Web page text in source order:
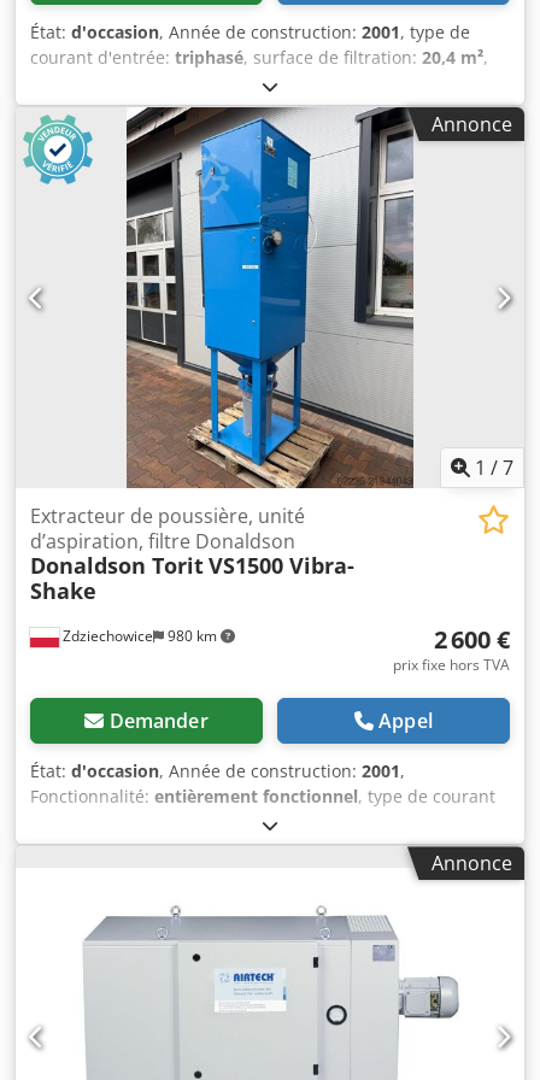
État: d'occasion, Année de construction: 2001, type de
courant d'entrée: triphasé, surface de filtration: 20,4 m²,
3 200 m³/h
Extracteur de brouillard d'huile pour machines CNC,
séparateur-filtre de la marque Donaldson Torit. Appareil
conçu pour la filtration du brouillard d'huile (émulsion et
huile pure), des vapeurs et des fumées générées par
divers procédés d'usinage par enlèvement de copeaux.
Efficacité de filtration atteignant 99,97% Dwodpfeymk Udox
Adgsa Modèle : DMC-D1 Ventilateur d'une puissance de
2,2 kW, triphasé Diamètre d'entrée : 250 mm Débit : 3 200
m³/h Surface filtrante : 20,4 m² Année de fabrication : 2001
Dimensions : Hauteur – 2,90 m Largeur – 0,93 m x 0,75 m
Poids : 350 kg Référence de stock : 1111
Annonce
1 /7
Zdziechowice 980 km
Extracteur de poussière, unité
d’aspiration, filtre Donaldson
Donaldson ToritVS1500 Vibra-
Shake
2 600 €
prix fixe hors TVA
Demander Appel
État: d'occasion, Année de construction: 2001,
Fonctionnalité: entièrement fonctionnel, type de courant
, surface de filtration:
d'aspiration:2 400 m³/h, Équipement:Plaque signalétique
, Extracteur de poussière, extracteur de marque
pour l’aspiration des poussières métalliques, minérales,
fibres dures et pour la collecte efficace des poussières de
process. Le Donaldson Torit Vibra Shake est un extracteur
autonettoyant pour les applications occasionnelles où une
efficacité élevée de collecte est essentielle, par exemple
pour la récupération des métaux précieux. Cartouche de
filtration à deux étages pour une filtration performante des
Annonce